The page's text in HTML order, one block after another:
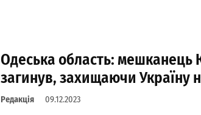
Одеська область: мешканець
загинув, захищаючи Україну
Редакція 09.12.2023